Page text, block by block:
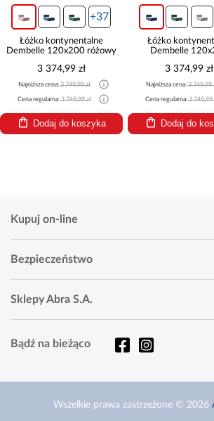
+37
Łóżko kontynentalne
Dembelle 120x200 różowy
3 374,99 zł
Najniższa cena:3 749,99 zł
Cena regularna:3 749,99 zł
Dodaj do koszyka
Łóżko
Dembelle
3 374,99 zł
Najniższa cena:3 749,99
Cena regularna:3 749,99
Dodaj do
Kupuj on-line
Bezpieczeństwo
Sklepy Abra S.A.
Bądź na bieżąco
Wszelkie prawa zastrzeżone © 2026